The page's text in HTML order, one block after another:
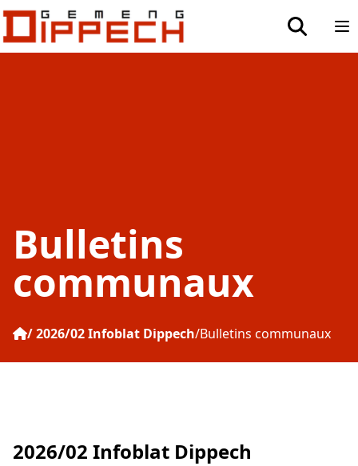
Aller au contenu principal
Aller à la recherche
toggle
Bulletins
communaux
2026/02 Infoblat Dippech Bulletins communaux
2026/02 Infoblat Dippech